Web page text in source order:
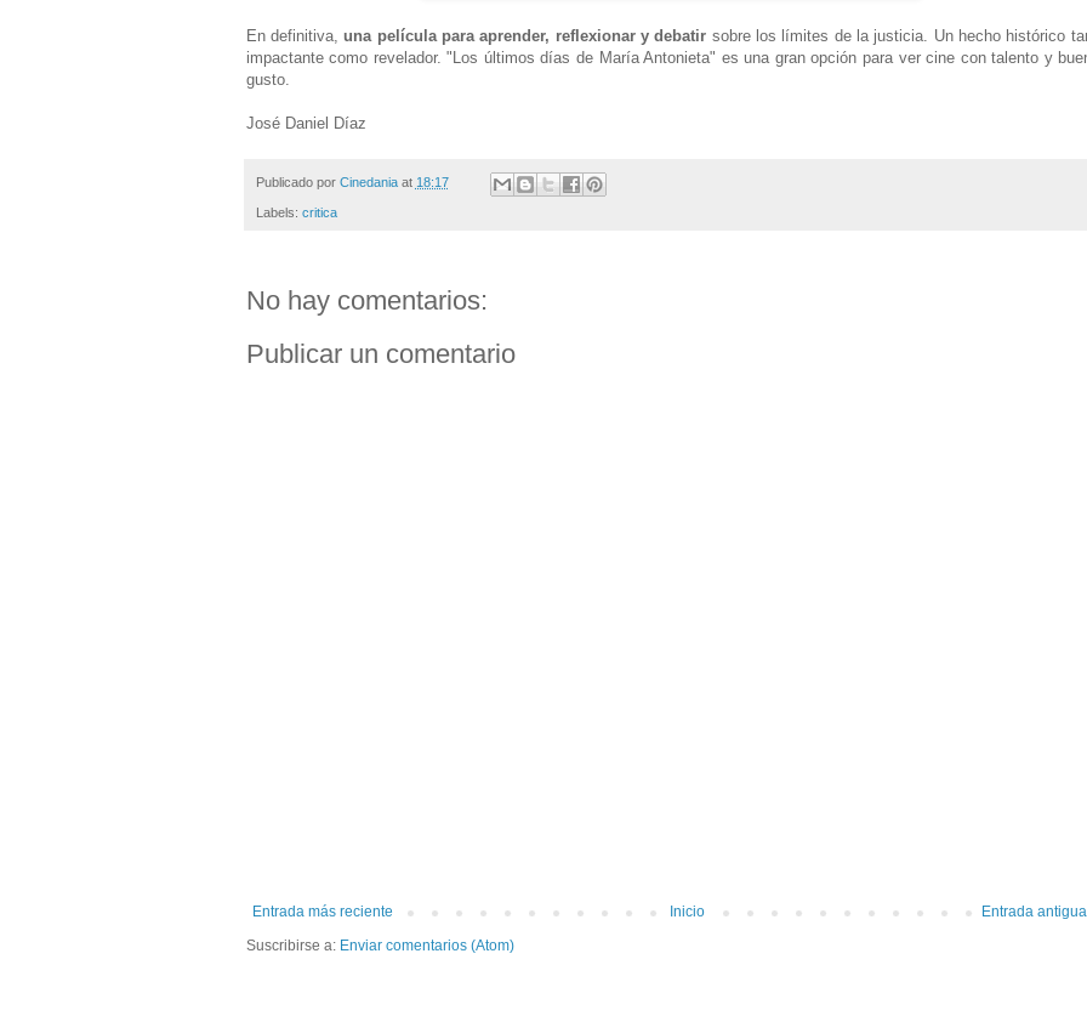
En definitiva,una película para aprender, reflexionar y debatir sobre los límites de la justicia. Un hecho histórico
impactante como revelador. "Los últimos días de María Antonieta" es una gran opción para ver cine con talento y
gusto.
José Daniel Díaz
Publicado por Cinedania at 18:17
Labels: critica
No hay comentarios:
Publicar un comentario
Entrada más reciente Entrada antigua
Inicio
Suscribirse a: Enviar comentarios (Atom)